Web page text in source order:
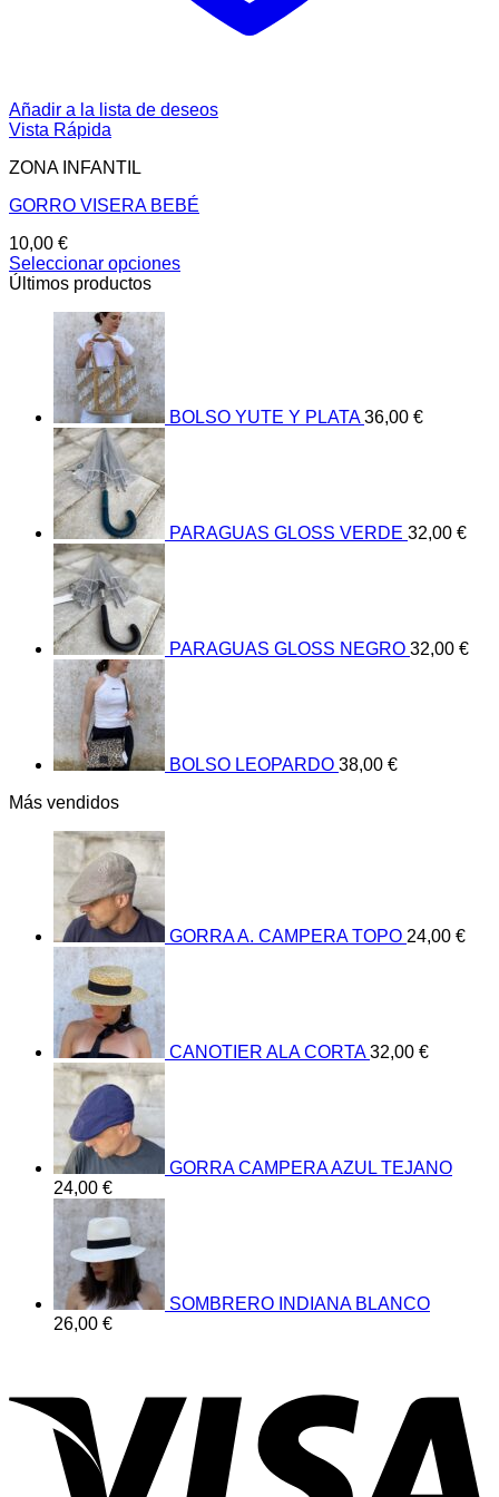
Añadir a la lista de deseos
Vista Rápida
ZONA INFANTIL
GORRO VISERA BEBÉ
10,00 €
Seleccionar opciones
Este
múltiples
variantes.
opciones
pueden
página
producto
Últimos productos
BOLSO YUTE Y PLATA 36,00 €
PARAGUAS GLOSS VERDE 32,00 €
PARAGUAS GLOSS NEGRO 32,00 €
BOLSO LEOPARDO 38,00 €
Más vendidos
GORRA A. CAMPERA TOPO 24,00 €
CANOTIER ALA CORTA 32,00 €
GORRA CAMPERA AZUL TEJANO
24,00 €
SOMBRERO INDIANA BLANCO
26,00 €